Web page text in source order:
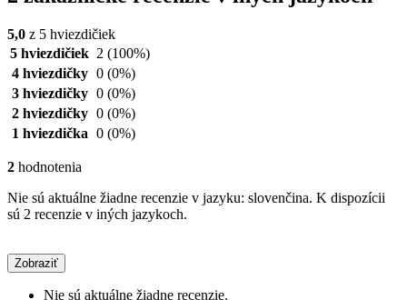
5,0 z 5 hviezdičiek
5 hviezdičiek 2 (100%)
4 hviezdičky 0 (0%)
3 hviezdičky 0 (0%)
2 hviezdičky 0 (0%)
1 hviezdička 0 (0%)
2 hodnotenia
Nie sú aktuálne žiadne recenzie v jazyku: slovenčina. K dispozícii
sú 2 recenzie v iných jazykoch.
Zobraziť
Nie sú aktuálne žiadne recenzie.